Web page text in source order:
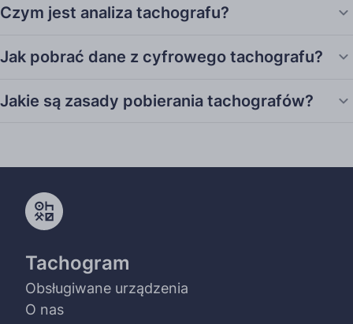
Czym jest analiza tachografu?
Jak pobrać dane z cyfrowego tachografu?
Jakie są zasady pobierania tachografów?
Tachogram
Obsługiwane urządzenia
O nas